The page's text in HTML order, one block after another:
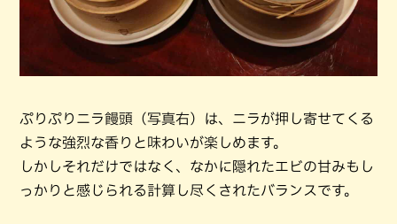
ぷりぷりニラ饅頭（写真右）は、ニラが押し寄せてくる
ような強烈な香りと味わいが楽しめます。
しかしそれだけではなく、なかに隠れたエビの甘みもし
っかりと感じられる計算し尽くされたバランスです。